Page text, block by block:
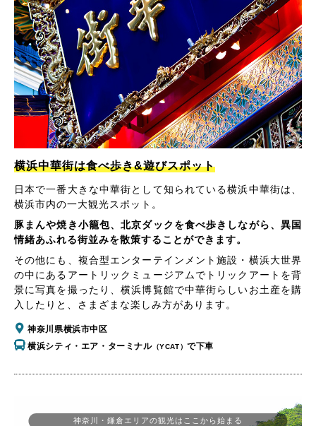
横浜中華街は食べ歩き&遊びスポット
日本で一番大きな中華街として知られている横浜中華街は、
横浜市内の一大観光スポット。
豚まんや焼き小籠包、北京ダックを食べ歩きしながら、異国
情緒あふれる街並みを散策することができます。
その他にも、複合型エンターテインメント施設・横浜大世界
の中にあるアートリックミュージアムでトリックアートを背
景に写真を撮ったり、横浜博覧館で中華街らしいお土産を購
入したりと、さまざまな楽しみ方があります。
神奈川県横浜市中区
横浜シティ・エア・ターミナル（YCAT）で下車
神奈川・鎌倉エリアの観光はここから始まる